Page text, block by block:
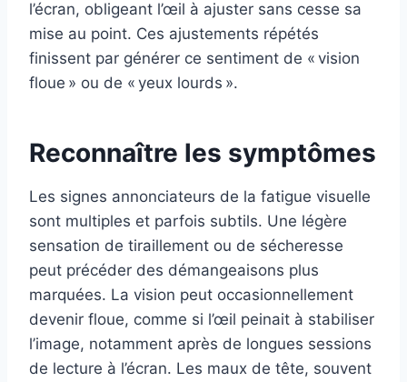
l’écran, obligeant l’œil à ajuster sans cesse sa
mise au point. Ces ajustements répétés
finissent par générer ce sentiment de « vision
floue » ou de « yeux lourds ».
Reconnaître les symptômes
Les signes annonciateurs de la fatigue visuelle
sont multiples et parfois subtils. Une légère
sensation de tiraillement ou de sécheresse
peut précéder des démangeaisons plus
marquées. La vision peut occasionnellement
devenir floue, comme si l’œil peinait à stabiliser
l’image, notamment après de longues sessions
de lecture à l’écran. Les maux de tête, souvent